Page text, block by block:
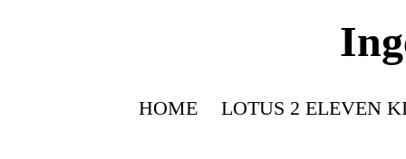
HOME LOTUS 2 ELEVEN